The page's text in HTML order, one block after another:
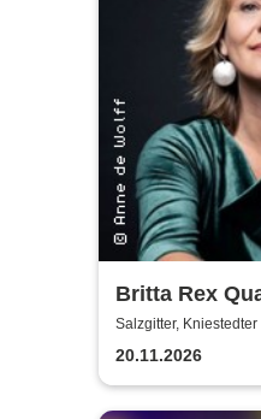
Britta Rex
Witches,
Salzgitter, Kniestedter
20.11.2026